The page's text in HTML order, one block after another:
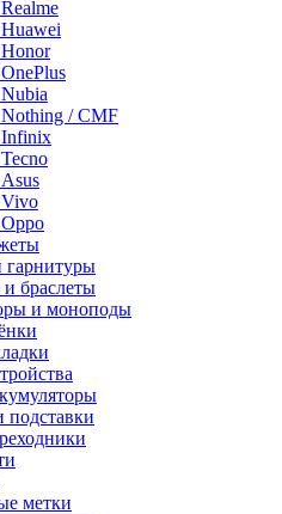
/ CMF
браслеты
и моноподы
подставки
метки